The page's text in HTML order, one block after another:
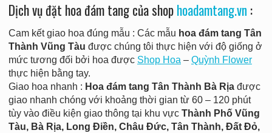
Dịch vụ đặt hoa đám tang của shophoadamtang.vn :
Cam kết giao hoa đúng mẫu : Các mẫu hoa đám tang Tân
Thành Vũng Tàu được chúng tôi thực hiện với độ giống ở
mức tương đối bởi hoa được Shop Hoa – Quỳnh Flower
thực hiện bằng tay.
Giao hoa nhanh : Hoa đám tang Tân Thành Bà Rịa được
giao nhanh chóng với khoảng thời gian từ 60 – 120 phút
tùy vào điều kiện giao thông tại khu vực Thành Phố Vũng
Tàu, Bà Rịa, Long Điền, Châu Đức, Tân Thành, Đất Đỏ,